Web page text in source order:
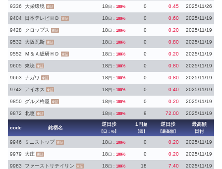
9336 大栄環境 東証 18 日： 100% 0 0.45 2025/11/26
9404 日本テレビＨＤ 東証 18 日： 100% 0 0.60 2025/11/19
9428 クロップス 東証 18 日： 100% 0 0.20 2025/11/19
9532 大阪瓦斯 東証 18 日： 100% 0 0.80 2025/11/19
9552 Ｍ＆Ａ総研ＨＤ 東証 18 日： 100% 0 0.20 2025/11/19
9605 東映 東証 18 日： 100% 0 0.80 2025/11/19
9663 ナガワ 東証 18 日： 100% 0 0.80 2025/11/19
9742 アイネス 東証 18 日： 100% 0 0.40 2025/11/19
9850 グルメ杵屋 東証 18 日： 100% 0 0.20 2025/11/19
9872 北恵 東証 18 日： 100% 9 72.00 2025/11/19
code 銘柄名
逆日歩
【日：%】
1円 越
【回】
逆日歩
【最高額】
最高額
日付
9946
ミニストップ 東証 18 日： 100% 0 0.20 2025/11/19
9979 大庄 東証 18 日： 100% 0 0.20 2025/11/19
9983 ファーストリテイリン 東証 18 日： 100% 18 7.40 2025/11/19